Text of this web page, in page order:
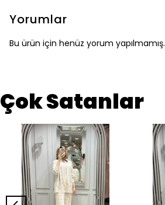
Yorumlar
Bu ürün için henüz yorum yapılmamış.
Çok Satanlar